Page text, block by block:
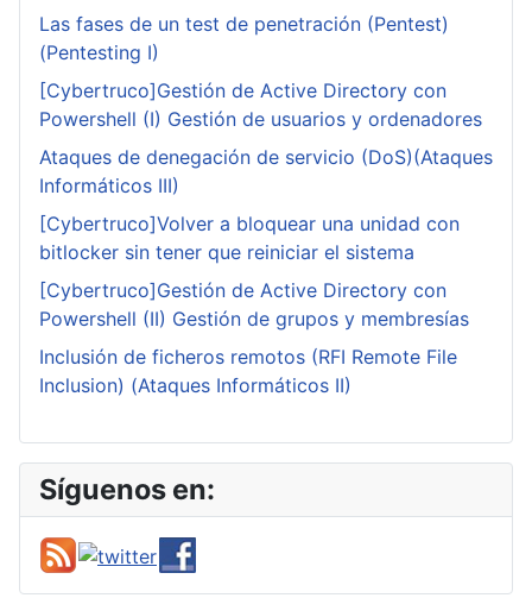
Las fases de un test de penetración (Pentest)
(Pentesting I)
[Cybertruco]Gestión de Active Directory con
Powershell (I) Gestión de usuarios y ordenadores
Ataques de denegación de servicio (DoS)(Ataques
Informáticos III)
[Cybertruco]Volver a bloquear una unidad con
bitlocker sin tener que reiniciar el sistema
[Cybertruco]Gestión de Active Directory con
Powershell (II) Gestión de grupos y membresías
Inclusión de ficheros remotos (RFI Remote File
Inclusion) (Ataques Informáticos II)
Síguenos en: